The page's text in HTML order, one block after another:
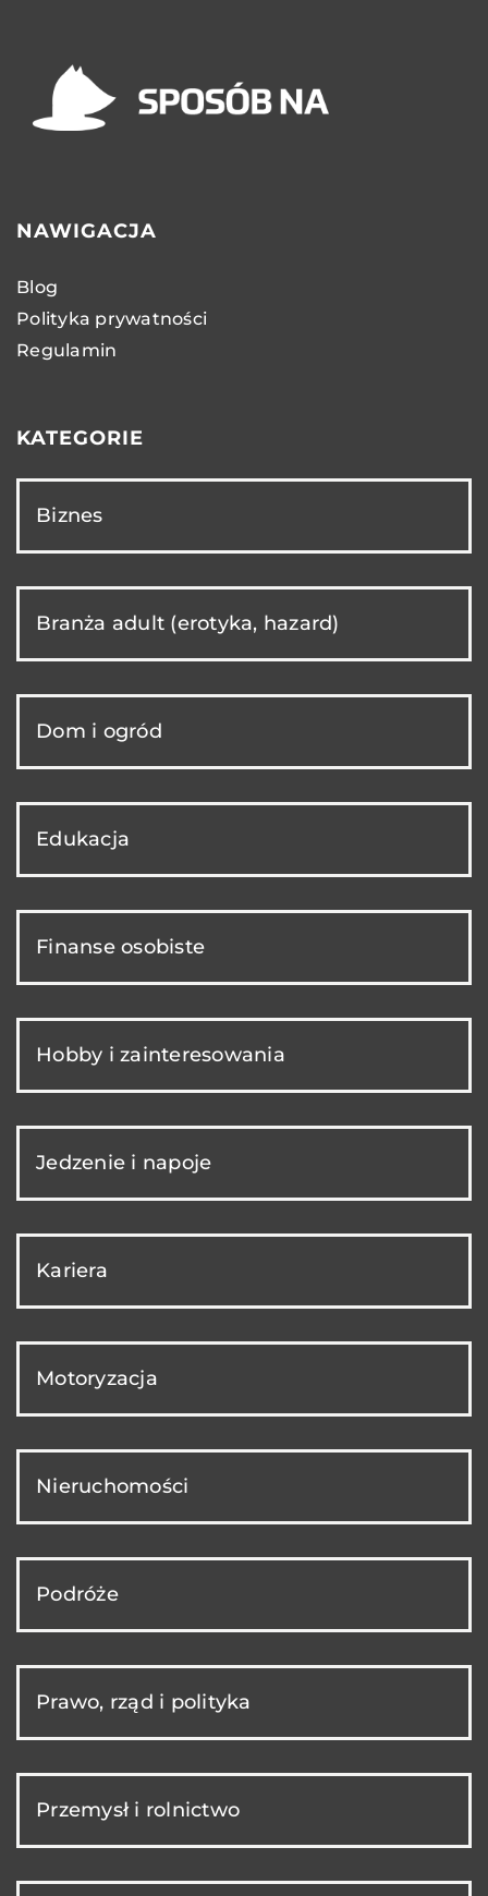
NAWIGACJA
Blog
Polityka prywatności
Regulamin
KATEGORIE
Biznes
Branża adult (erotyka, hazard)
Dom i ogród
Edukacja
Finanse osobiste
Hobby i zainteresowania
Jedzenie i napoje
Kariera
Motoryzacja
Nieruchomości
Podróże
Prawo, rząd i polityka
Przemysł i rolnictwo